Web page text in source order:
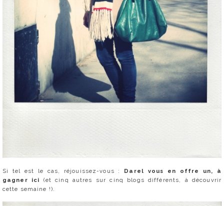
Si tel est le cas, réjouissez-vous : Darel vous en offre un, à
gagner ici (et cinq autres sur cinq blogs différents, à découvrir
cette semaine !).